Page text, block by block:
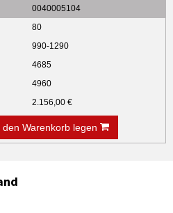
0040005104
80
990-1290
4685
4960
2.156,00 €
Warenkorb legen